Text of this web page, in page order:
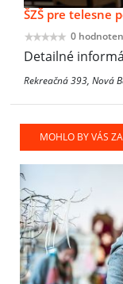
ŠZŠ pre telesne
0
Detailné
Rekreačná 393, Nová
MOHLO BY VÁS